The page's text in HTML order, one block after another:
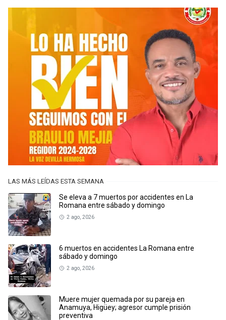
LAS MÁS LEÍDAS ESTA SEMANA
Se eleva a 7 muertos por accidentes en La
Romana entre sábado y domingo
2 ago, 2026
6 muertos en accidentes La Romana entre
sábado y domingo
2 ago, 2026
Muere mujer quemada por su pareja en
Anamuya, Higüey; agresor cumple prisión
preventiva